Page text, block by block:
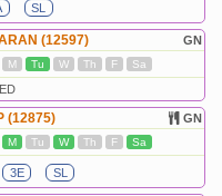
SL
GN
(12597)
M Tu W Th F Sa
GN
(12875)
M Tu W Th F Sa
3E SL